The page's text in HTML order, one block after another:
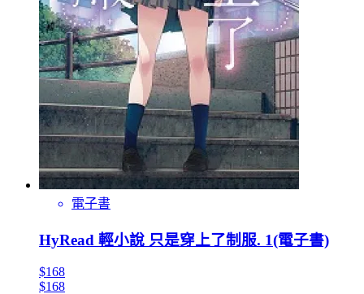
電子書
HyRead 輕小說 只是穿上了制服. 1(電子書)
$168
$168